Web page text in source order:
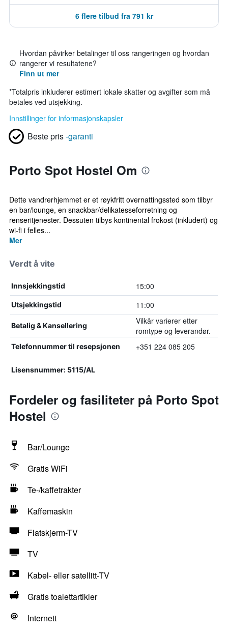
6 flere tilbud fra 791 kr
Hvordan påvirker betalinger til oss rangeringen og hvordan
rangerer vi resultatene?
Finn ut mer
*Totalpris inkluderer estimert lokale skatter og avgifter som må
betales ved utsjekking.
Innstillinger for informasjonskapsler
Beste pris-garanti
Porto Spot Hostel Om
Dette vandrerhjemmet er et røykfritt overnattingssted som tilbyr
en bar/lounge, en snackbar/delikatesseforretning og
renseritjenester. Dessuten tilbys kontinental frokost (inkludert) og
wi-fi i felles...
Mer
Verdt å vite
Innsjekkingstid 15:00
Utsjekkingstid 11:00
Betalig & Kansellering
Vilkår varierer etter
romtype og leverandør.
Telefonnummer til resepsjonen +351 224 085 205
Lisensnummer: 5115/AL
Fordeler og fasiliteter på Porto Spot
Hostel
Bar/Lounge
Gratis WiFi
Te-/kaffetrakter
Kaffemaskin
Flatskjerm-TV
TV
Kabel- eller satellitt-TV
Gratis toalettartikler
Internett